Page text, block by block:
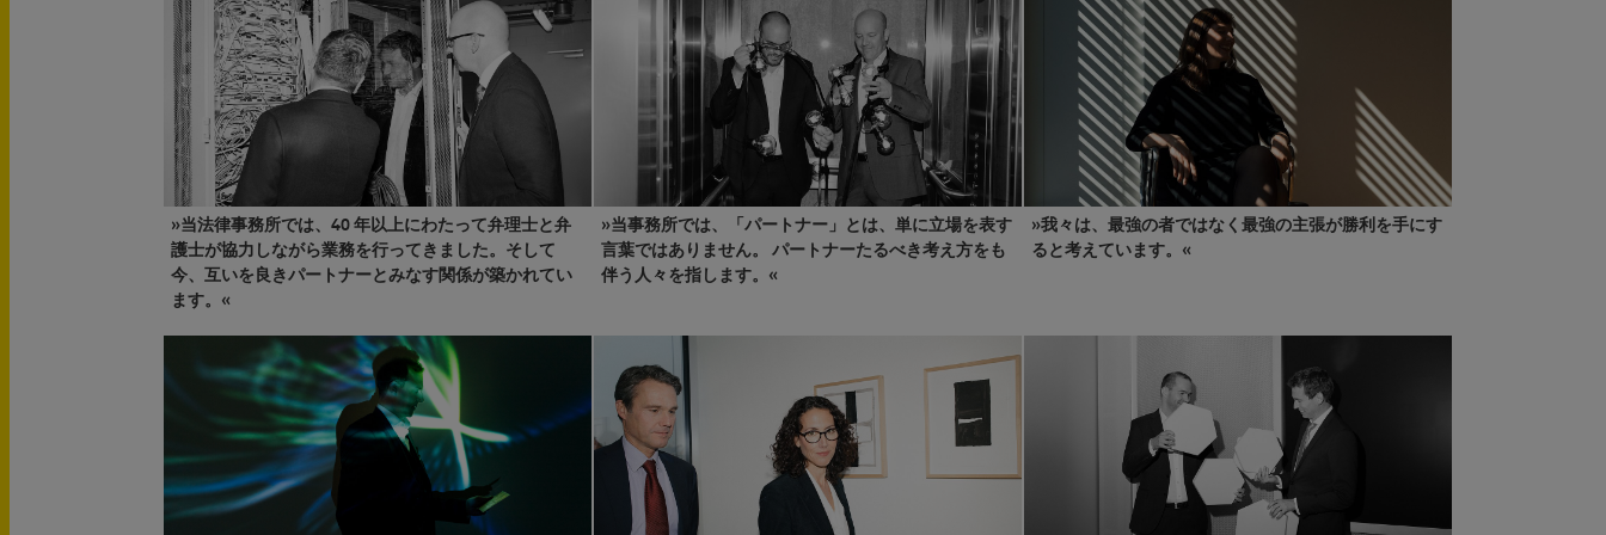
»当法律事務所では、40 年以上にわたって弁理士と弁
護士が協力しながら業務を行ってきました。そして
今、互いを良きパートナーとみなす関係が築かれてい
ます。«
»当事務所では、「パートナー」とは、単に立場を表す
言葉ではありません。 パートナーたるべき考え方をも
伴う人々を指します。«
»我々は、最強の者ではなく最強の主張が勝利を手にす
ると考えています。«